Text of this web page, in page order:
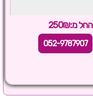
החל מ:250₪
052-9787907